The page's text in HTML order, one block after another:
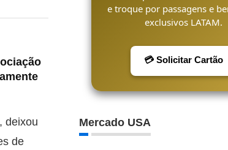
deixou
de
e troque por passagens e
exclusivos LATAM.
💳 Solicitar Cartão
Mercado USA